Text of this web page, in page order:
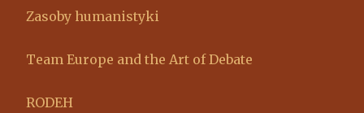
Zasoby humanistyki
Team Europe and the Art of Debate
RODEH